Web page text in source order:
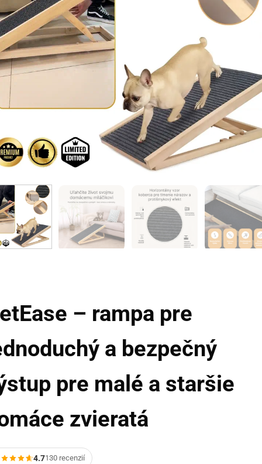
– rampa pre
a bezpečný
pre malé a staršie
zvieratá
4.7130 recenzií